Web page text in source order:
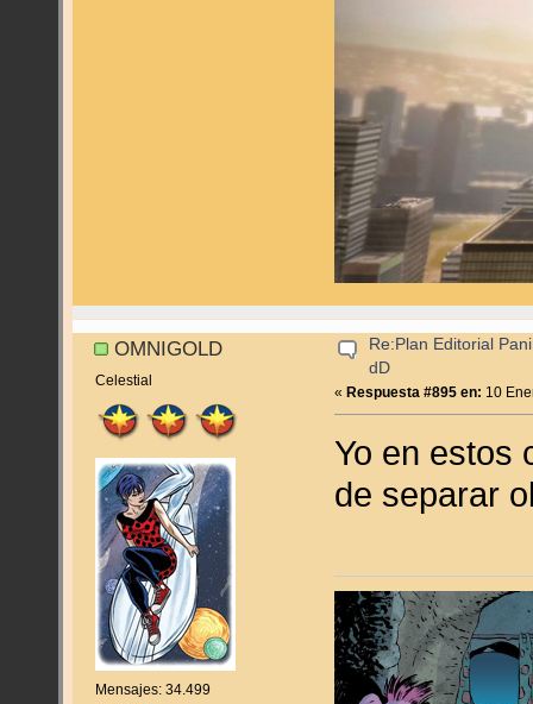
OMNIGOLD
Celestial
Mensajes: 34.499
Re:Plan Editorial
dD
« Respuesta #895 en: 10
Yo en estos
de separar